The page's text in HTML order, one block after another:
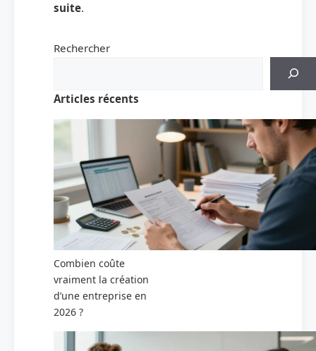
suite.
Rechercher
Articles récents
Combien coûte
vraiment la création
d’une entreprise en
2026 ?